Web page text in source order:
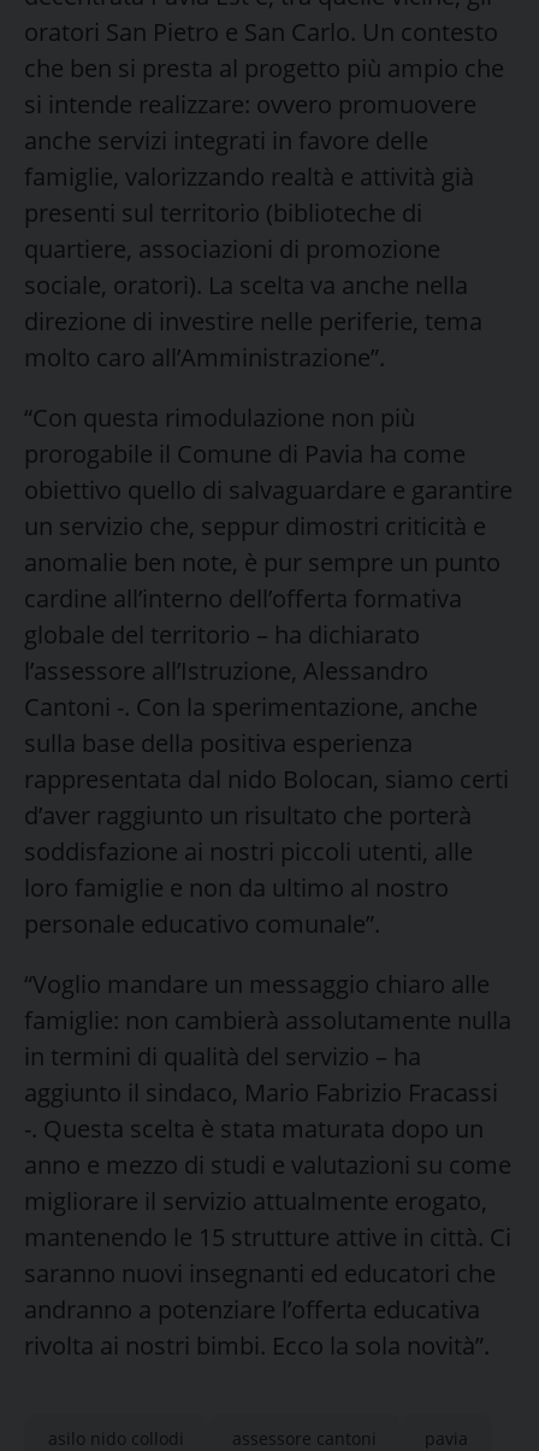
oratori San Pietro e San Carlo. Un contesto
che ben si presta al progetto più ampio che
si intende realizzare: ovvero promuovere
anche servizi integrati in favore delle
famiglie, valorizzando realtà e attività già
presenti sul territorio (biblioteche di
quartiere, associazioni di promozione
sociale, oratori). La scelta va anche nella
direzione di investire nelle periferie, tema
molto caro all’Amministrazione”.
“Con questa rimodulazione non più
prorogabile il Comune di Pavia ha come
obiettivo quello di salvaguardare e garantire
un servizio che, seppur dimostri criticità e
anomalie ben note, è pur sempre un punto
cardine all’interno dell’offerta formativa
globale del territorio – ha dichiarato
l’assessore all’Istruzione, Alessandro
Cantoni -. Con la sperimentazione, anche
sulla base della positiva esperienza
rappresentata dal nido Bolocan, siamo certi
d’aver raggiunto un risultato che porterà
soddisfazione ai nostri piccoli utenti, alle
loro famiglie e non da ultimo al nostro
personale educativo comunale”.
“Voglio mandare un messaggio chiaro alle
famiglie: non cambierà assolutamente nulla
in termini di qualità del servizio – ha
aggiunto il sindaco, Mario Fabrizio Fracassi
-. Questa scelta è stata maturata dopo un
anno e mezzo di studi e valutazioni su come
migliorare il servizio attualmente erogato,
mantenendo le 15 strutture attive in città. Ci
saranno nuovi insegnanti ed educatori che
andranno a potenziare l’offerta educativa
rivolta ai nostri bimbi. Ecco la sola novità”.
asilo nido collodi assessore cantoni pavia